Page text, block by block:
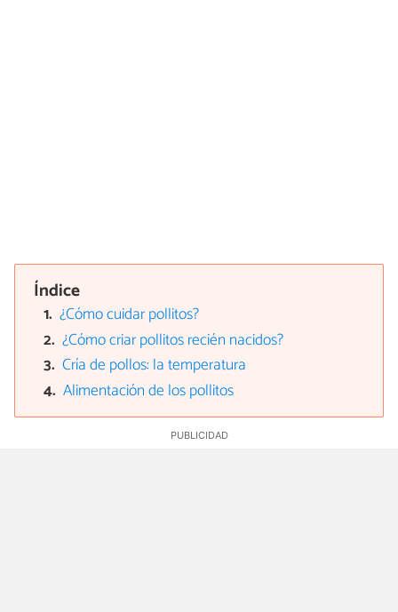
Índice
¿Cómo cuidar pollitos?
¿Cómo criar pollitos recién nacidos?
Cría de pollos: la temperatura
Alimentación de los pollitos